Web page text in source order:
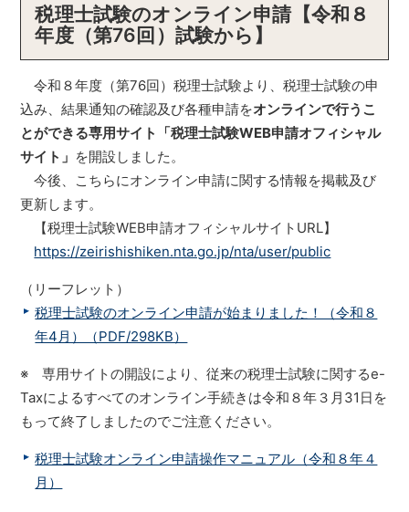
税理士試験のオンライン申請【令和８
年度（第76回）試験から】
令和８年度（第76回）税理士試験より、税理士試験の申
込み、結果通知の確認及び各種申請をオンラインで行うこ
とができる専用サイト「税理士試験WEB申請オフィシャル
サイト」 を開設しました。
今後、こちらにオンライン申請に関する情報を掲載及び
更新します。
【税理士試験WEB申請オフィシャルサイトURL】
https://zeirishishiken.nta.go.jp/nta/user/public
（リーフレット）
税理士試験のオンライン申請が始まりました！（令和８
年4月）（PDF/298KB）
※ 専用サイトの開設により、従来の税理士試験に関するe-
Taxによるすべてのオンライン手続きは令和８年３月31日を
もって終了しましたのでご注意ください。
税理士試験オンライン申請操作マニュアル（令和８年４
月）